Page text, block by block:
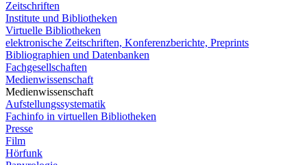
Zeitschriften
Institute und Bibliotheken
Virtuelle Bibliotheken
elektronische Zeitschriften, Konferenzberichte, Preprints
Bibliographien und Datenbanken
Fachgesellschaften
Medienwissenschaft
Medienwissenschaft
Aufstellungssystematik
Fachinfo in virtuellen Bibliotheken
Presse
Film
Hörfunk